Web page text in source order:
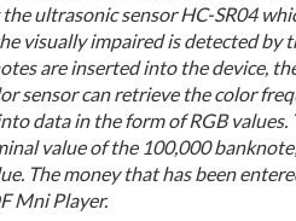
ultrasonic sensor HC-SR04
visually impaired is detected by
are inserted into the device,
sensor can retrieve the color
data in the form of RGB
value of the 100,000
The money that has been
Mni Player.